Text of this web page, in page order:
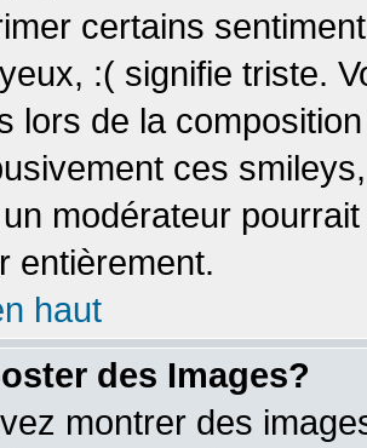
certains
:( signifie triste.
lors de la
ces
modérateur
entièrement.
haut
des Images?
montrer des